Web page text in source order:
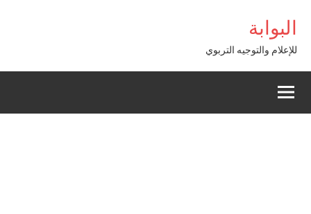
contenu
البوابة
للإعلام والتوجيه التربوي